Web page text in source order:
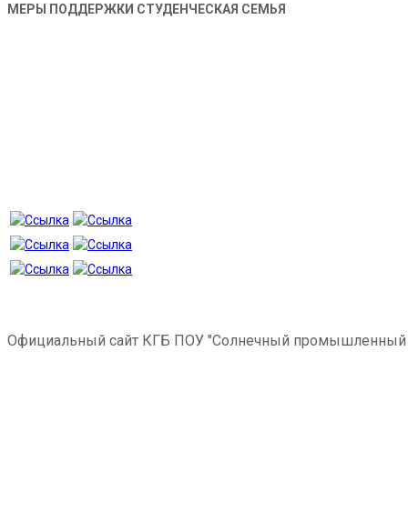
МЕРЫ ПОДДЕРЖКИ СТУДЕНЧЕСКАЯ СЕМЬЯ
Официальный сайт КГБ ПОУ "Солнечный промышленный